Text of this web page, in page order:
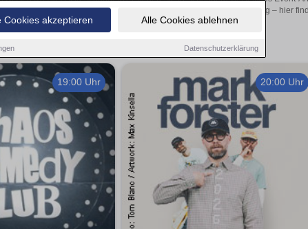
Cookies akzeptieren Alle Cookies ablehnen
Datenschutzerklärung
Theateraufführungen oder aufregende Veranstaltungen in Schönberg – hier
19:00 Uhr 20:00 Uhr